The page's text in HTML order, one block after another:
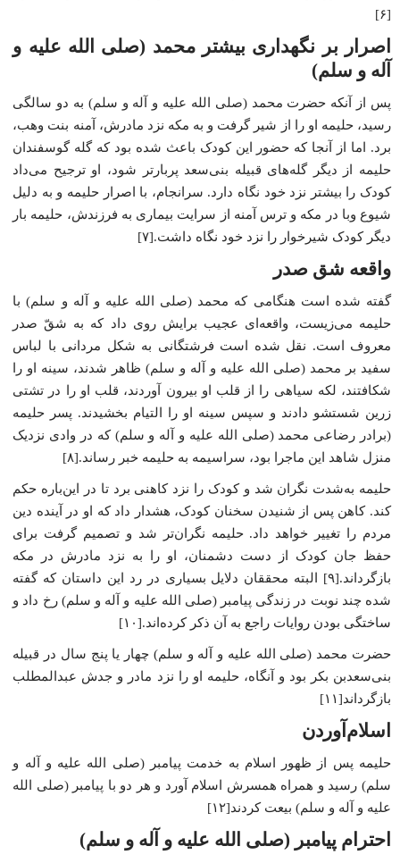
[۶]
اصرار بر نگهداری بیشتر محمد (صلی الله علیه و
آله و سلم)
پس از آنکه حضرت محمد (صلی الله علیه و آله و سلم) به دو سالگی
رسید، حلیمه او را از شیر گرفت و به مکه نزد مادرش، آمنه بنت وهب،
برد. اما از آنجا که حضور این کودک باعث شده بود که گله گوسفندان
حلیمه از دیگر گله‌های قبیله بنی‌سعد پربارتر شود، او ترجیح می‌داد
کودک را بیشتر نزد خود نگاه دارد. سرانجام، با اصرار حلیمه و به دلیل
شیوع وبا در مکه و ترس آمنه از سرایت بیماری به فرزندش، حلیمه بار
دیگر کودک شیرخوار را نزد خود نگاه داشت.[۷]
واقعه شق صدر
گفته شده است هنگامی که محمد (صلی الله علیه و آله و سلم) با
حلیمه می‌زیست، واقعه‌ای عجیب برایش روی داد که به شقّ صدر
معروف است. نقل شده است فرشتگانی به شکل مردانی با لباس
سفید بر محمد (صلی الله علیه و آله و سلم) ظاهر شدند، سینه او را
شکافتند، لکه سیاهی را از قلب او بیرون آوردند، قلب او را در تشتی
زرین شستشو دادند و سپس سینه او را التیام بخشیدند. پسر حلیمه
(برادر رضاعی محمد (صلی الله علیه و آله و سلم) که در وادی نزدیک
منزل شاهد این ماجرا بود، سراسیمه به حلیمه خبر رساند.[۸]
حلیمه به‌شدت نگران شد و کودک را نزد کاهنی برد تا در این‌باره حکم
کند. کاهن پس از شنیدن سخنان کودک، هشدار داد که او در آینده دین
مردم را تغییر خواهد داد. حلیمه نگران‌تر شد و تصمیم گرفت برای
حفظ جان کودک از دست دشمنان، او را به نزد مادرش در مکه
بازگرداند.[۹] البته محققان دلایل بسیاری در رد این داستان که گفته
شده چند نوبت در زندگی پیامبر (صلی الله علیه و آله و سلم) رخ داد و
ساختگی بودن روایات راجع به آن ذکر کرده‌اند.[۱۰]
حضرت محمد (صلی الله علیه و آله و سلم) چهار یا پنج سال در قبیله
بنی‌سعدبن بکر بود و آنگاه، حلیمه او را نزد مادر و جدش عبدالمطلب
بازگرداند[۱۱]
اسلام‌آوردن
حلیمه پس از ظهور اسلام به خدمت پیامبر (صلی الله علیه و آله و
سلم) رسید و همراه همسرش اسلام آورد و هر دو با پیامبر (صلی الله
علیه و آله و سلم) بیعت کردند[۱۲]
احترام پیامبر (صلی الله علیه و آله و سلم)